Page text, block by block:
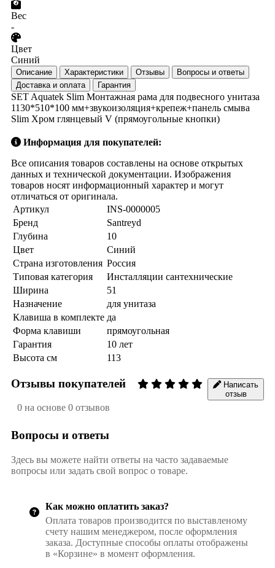
Вес
-
Цвет
Синий
Описание Характеристики Отзывы
Вопросы и ответы
Доставка и оплата
Гарантия
SET Aquatek Slim Монтажная рама для подвесного унитаза
1130*510*100 мм+звукоизоляция+крепеж+панель смыва
Slim Хром глянцевый V (прямоугольные кнопки)
Информация для покупателей:
Все описания товаров составлены на основе открытых
данных и технической документации. Изображения
товаров носят информационный характер и могут
отличаться от оригинала.
Артикул
INS-0000005
Бренд
Santreyd
Глубина
10
Цвет
Синий
Страна изготовления Россия
Типовая категория
Инсталляции cантехнические
Ширина
51
Назначение
для унитаза
Клавиша в комплекте да
Форма клавиши
прямоугольная
Гарантия
10 лет
Высота см
113
Отзывы покупателей
0 на основе 0 отзывов
Написать
отзыв
Вопросы и ответы
Здесь вы можете найти ответы на часто задаваемые
вопросы или задать свой вопрос о товаре.
Как можно оплатить заказ?
Оплата товаров производится по выставленому
счету нашим менеджером, после оформления
заказа. Доступные способы оплаты отображены
в «Корзине» в момент оформления.